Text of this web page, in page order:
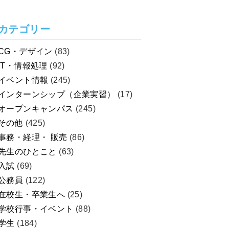
テゴリー
・デザイン (83)
・情報処理 (92)
ベント情報 (245)
ンターンシップ（企業実習）
(17)
ープンキャンパス (245)
の他 (425)
務・経理・ 販売 (86)
生のひとこと (63)
試 (69)
務員 (122)
校生・卒業生へ (25)
校行事・イベント (88)
生 (184)